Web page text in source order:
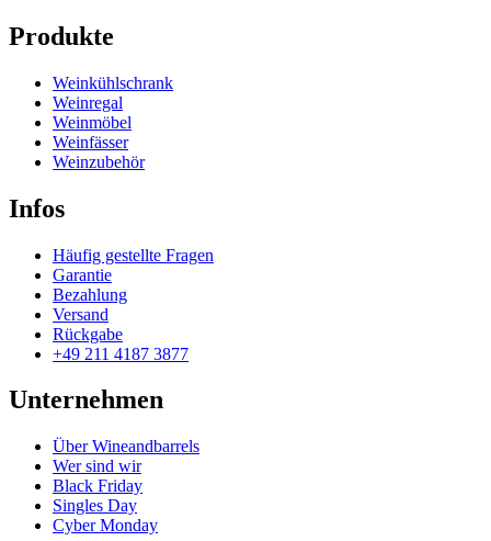
Produkte
Weinkühlschrank
Weinregal
Weinmöbel
Weinfässer
Weinzubehör
Infos
Häufig gestellte Fragen
Garantie
Bezahlung
Versand
Rückgabe
+49 211 4187 3877
Unternehmen
Über Wineandbarrels
Wer sind wir
Black Friday
Singles Day
Cyber Monday